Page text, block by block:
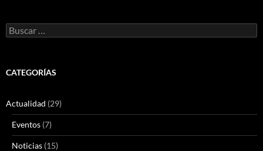
Buscar:
CATEGORÍAS
Actualidad (29)
Eventos (7)
Noticias (15)